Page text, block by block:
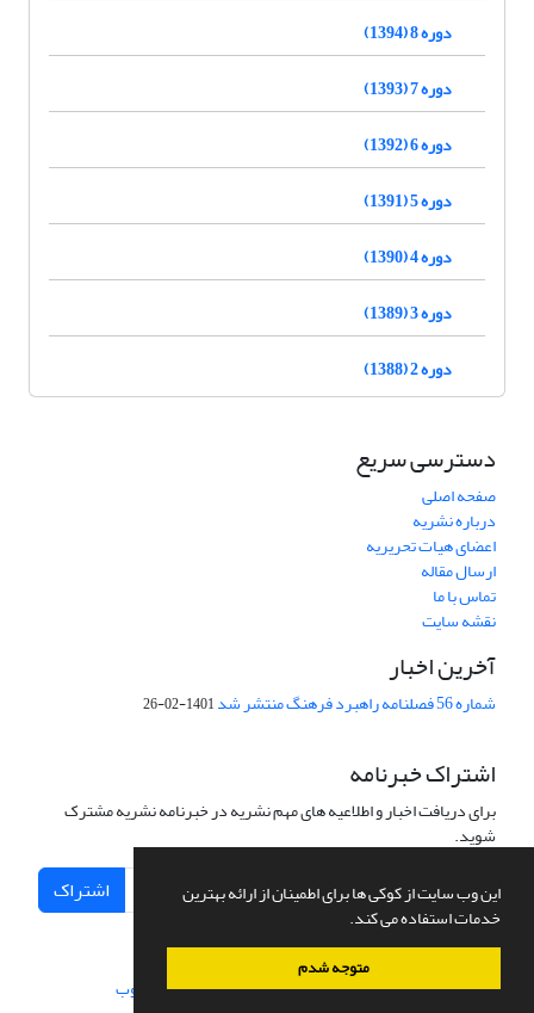
این وب سایت از کوکی ها برای اطمینان از ارائه بهترین
خدمات استفاده می کند.
متوجه شدم
دوره 8 (1394)
دوره 7 (1393)
دوره 6 (1392)
دوره 5 (1391)
دوره 4 (1390)
دوره 3 (1389)
دوره 2 (1388)
دسترسی سریع
صفحه اصلی
درباره نشریه
اعضای هیات تحریریه
ارسال مقاله
تماس با ما
نقشه سایت
آخرین اخبار
شماره 56 فصلنامه راهبرد فرهنگ منتشر شد 1401-02-26
اشتراک خبرنامه
برای دریافت اخبار و اطلاعیه های مهم نشریه در خبرنامه نشریه مشترک
شوید.
اشتراک
سامانه مدیریت نشریات علمی.طراحی و پیاده سازی از سیناوب